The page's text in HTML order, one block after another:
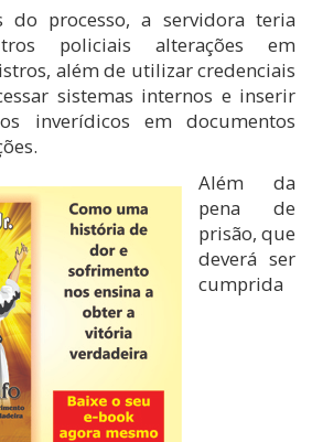
do processo, a servidora teria
policiais alterações em
além de utilizar credenciais
sistemas internos e inserir
inverídicos em documentos
Além da
pena de
prisão, que
deverá ser
cumprida